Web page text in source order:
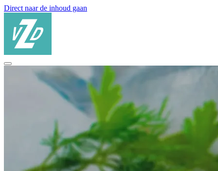
Direct naar de inhoud gaan